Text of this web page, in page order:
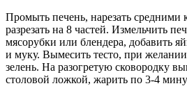
Промыть печень, нарезать средними
разрезать на 8 частей. Измельчить
мясорубки или блендера, добавить
и муку. Вымесить тесто, при
зелень. На разогретую сковородку
столовой ложкой, жарить по 3-4